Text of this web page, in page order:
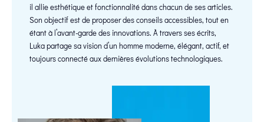
il allie esthétique et fonctionnalité dans chacun de ses articles.
Son objectif est de proposer des conseils accessibles, tout en
étant à l’avant-garde des innovations. À travers ses écrits,
Luka partage sa vision d’un homme moderne, élégant, actif, et
toujours connecté aux dernières évolutions technologiques.